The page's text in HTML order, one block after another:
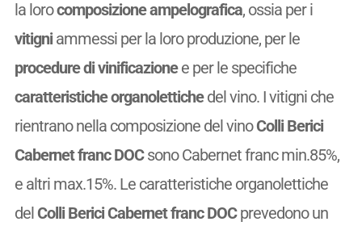
la lorocomposizione ampelografica, ossia per i
vitigniammessi per la loro produzione, per le
procedure di vinificazionee per le specifiche
caratteristiche organolettichedel vino. I vitigni che
rientrano nella composizione del vinoColli Berici
Cabernet franc DOCsono Cabernet franc min.85%,
e altri max.15%. Le caratteristiche organolettiche
delColli Berici Cabernet franc DOCprevedono un